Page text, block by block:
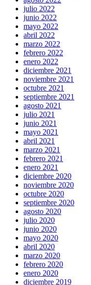
julio 2022
junio 2022
mayo 2022
abril 2022
marzo 2022
febrero 2022
enero 2022
diciembre 2021
noviembre 2021
octubre 2021
septiembre 2021
agosto 2021
julio 2021
junio 2021
mayo 2021
abril 2021
marzo 2021
febrero 2021
enero 2021
diciembre 2020
noviembre 2020
octubre 2020
septiembre 2020
agosto 2020
julio 2020
junio 2020
mayo 2020
abril 2020
marzo 2020
febrero 2020
enero 2020
diciembre 2019